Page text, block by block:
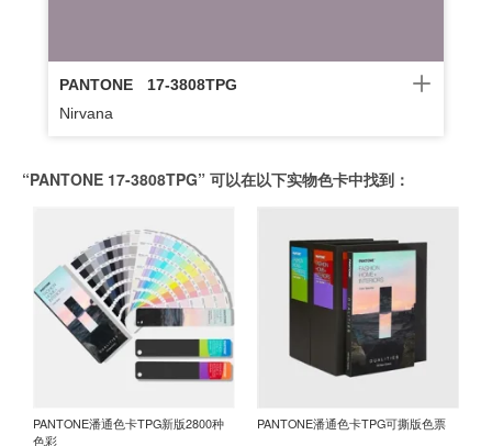
PANTONE
17-3808TPG
Nirvana
“PANTONE 17-3808TPG” 可以在以下实物色卡中找到：
PANTONE潘通色卡TPG新版2800种
色彩
PANTONE潘通色卡TPG可撕版色票